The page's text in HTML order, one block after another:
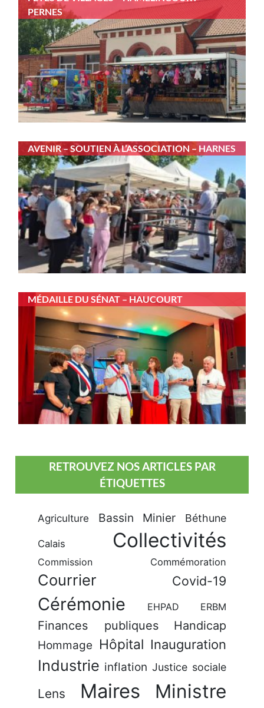
PERNES
AVENIR – SOUTIEN À L’ASSOCIATION – HARNES
MÉDAILLE DU SÉNAT – HAUCOURT
RETROUVEZ NOS ARTICLES PAR
ÉTIQUETTES
Agriculture Bassin Minier Béthune
Calais Collectivités
Commission Commémoration
Courrier Covid-19
Cérémonie EHPAD ERBM
Finances publiques Handicap
Hommage Hôpital Inauguration
Industrie inflation Justice sociale
Lens Maires Ministre